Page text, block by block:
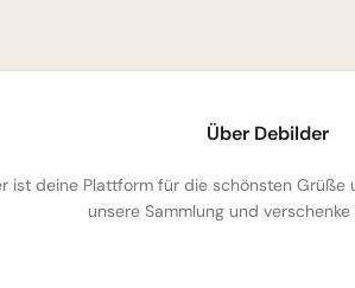
Über Debilder
ist deine Plattform für die schönsten Grüße
unsere Sammlung und